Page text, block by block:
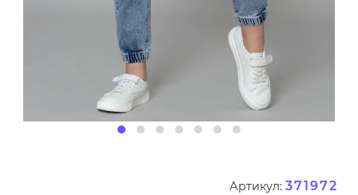
Артикул: 371972